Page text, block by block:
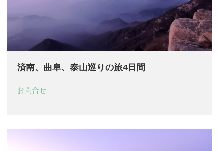
済南、曲阜、泰山巡りの旅4日間
お問合せ